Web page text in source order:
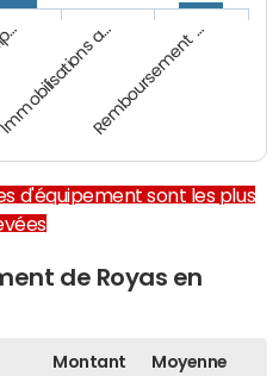
a…
Remboursement …
d'équipement sont les plus
de Royas en
Montant
Moyenne